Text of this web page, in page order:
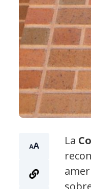
La